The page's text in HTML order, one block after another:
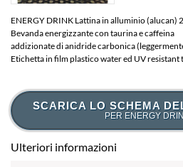
ENERGY DRINK Lattina in alluminio (alucan)
Bevanda energizzante con taurina e caffeina
addizionate di anidride carbonica
Etichetta in film plastico water ed UV
SCARICA LO SCHEMA
PER ENERGY
Ulteriori informazioni